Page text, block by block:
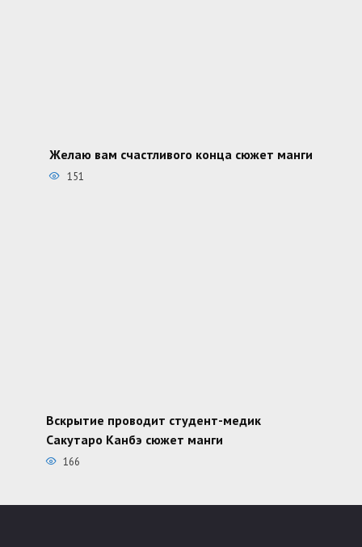
Желаю вам счастливого конца сюжет манги
151
Вскрытие проводит студент-медик
Сакутаро Канбэ сюжет манги
166